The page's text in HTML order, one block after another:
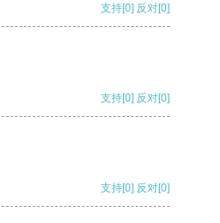
支持[0] 反对[0]
支持[0] 反对[0]
支持[0] 反对[0]